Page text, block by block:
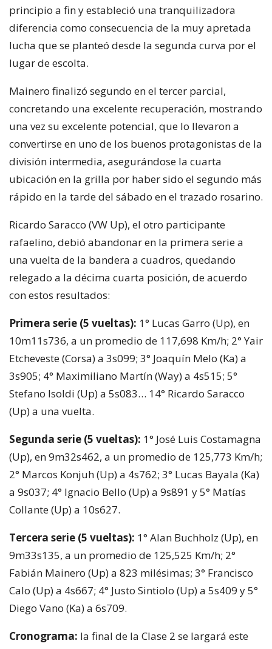
principio a fin y estableció una tranquilizadora
diferencia como consecuencia de la muy apretada
lucha que se planteó desde la segunda curva por el
lugar de escolta.
Mainero finalizó segundo en el tercer parcial,
concretando una excelente recuperación, mostrando
una vez su excelente potencial, que lo llevaron a
convertirse en uno de los buenos protagonistas de la
división intermedia, asegurándose la cuarta
ubicación en la grilla por haber sido el segundo más
rápido en la tarde del sábado en el trazado rosarino.
Ricardo Saracco (VW Up), el otro participante
rafaelino, debió abandonar en la primera serie a
una vuelta de la bandera a cuadros, quedando
relegado a la décima cuarta posición, de acuerdo
con estos resultados:
Primera serie (5 vueltas): 1° Lucas Garro (Up), en
10m11s736, a un promedio de 117,698 Km/h; 2° Yair
Etcheveste (Corsa) a 3s099; 3° Joaquín Melo (Ka) a
3s905; 4° Maximiliano Martín (Way) a 4s515; 5°
Stefano Isoldi (Up) a 5s083… 14° Ricardo Saracco
(Up) a una vuelta.
Segunda serie (5 vueltas): 1° José Luis Costamagna
(Up), en 9m32s462, a un promedio de 125,773 Km/h;
2° Marcos Konjuh (Up) a 4s762; 3° Lucas Bayala (Ka)
a 9s037; 4° Ignacio Bello (Up) a 9s891 y 5° Matías
Collante (Up) a 10s627.
Tercera serie (5 vueltas): 1° Alan Buchholz (Up), en
9m33s135, a un promedio de 125,525 Km/h; 2°
Fabián Mainero (Up) a 823 milésimas; 3° Francisco
Calo (Up) a 4s667; 4° Justo Sintiolo (Up) a 5s409 y 5°
Diego Vano (Ka) a 6s709.
Cronograma: la final de la Clase 2 se largará este